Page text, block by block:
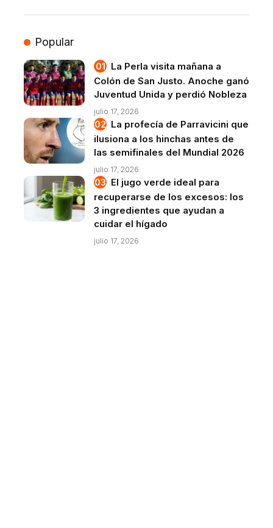
Popular
La Perla visita mañana a
Colón de San Justo. Anoche ganó
Juventud Unida y perdió Nobleza
julio 17, 2026
La profecía de Parravicini que
ilusiona a los hinchas antes de
las semifinales del Mundial 2026
julio 17, 2026
El jugo verde ideal para
recuperarse de los excesos: los
3 ingredientes que ayudan a
cuidar el hígado
julio 17, 2026